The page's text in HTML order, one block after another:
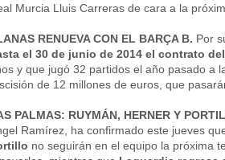
Murcia Lluis Carreras de cara a la
RENUEVA CON EL BARÇA B. Por
el 30 de junio de 2014 el contrato
y que jugó 32 partidos el año pasado a
de 12 millones de euros, que
PALMAS: RUYMÁN, HERNER Y
Ramírez, ha confirmado este jueves
no seguirán en el equipo la próxima